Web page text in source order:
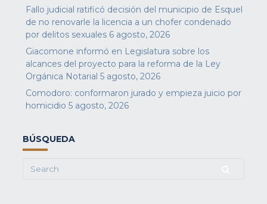
Fallo judicial ratificó decisión del municipio de Esquel
de no renovarle la licencia a un chofer condenado
por delitos sexuales 6 agosto, 2026
Giacomone informó en Legislatura sobre los
alcances del proyecto para la reforma de la Ley
Orgánica Notarial 5 agosto, 2026
Comodoro: conformaron jurado y empieza juicio por
homicidio 5 agosto, 2026
BÚSQUEDA
Search